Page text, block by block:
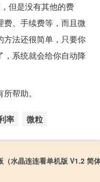
但是没有其他的费
费、手续费等，而且微
方法还很简单，只要你
系统就会给你自动降
帮助。
率 微粒
水晶连连看单机版 V1.2 简